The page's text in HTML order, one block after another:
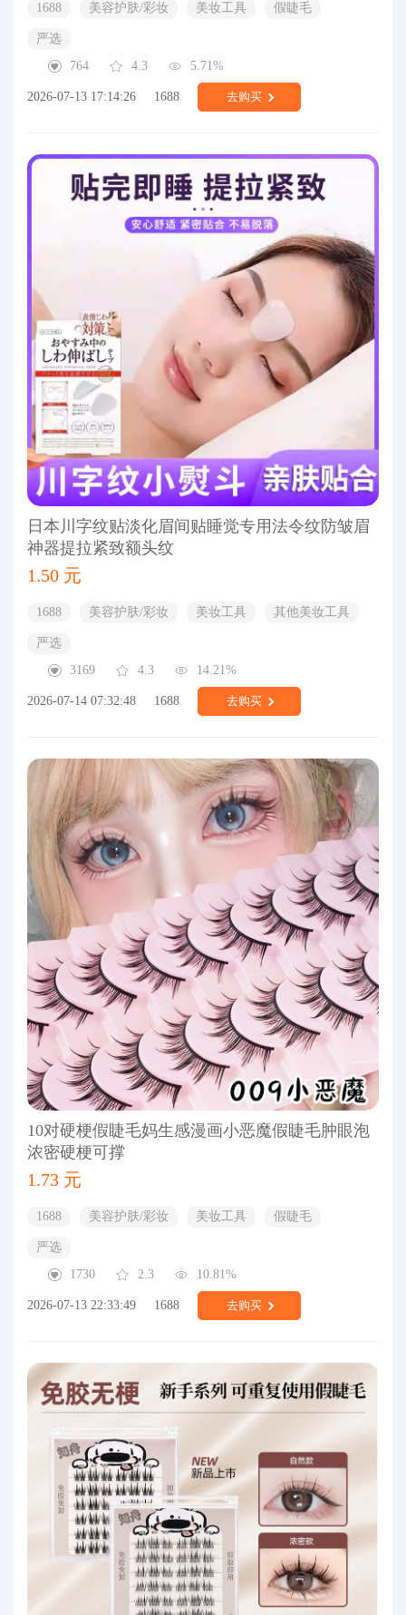
1688 美容护肤/彩妆 美妆工具 假睫毛
严选
764
4.3 5.71%
2026-07-13 17:14:26 1688 去购买
日本川字纹贴淡化眉间贴睡觉专用法令纹防皱眉
神器提拉紧致额头纹
1.50 元
1688 美容护肤/彩妆 美妆工具 其他美妆工具
严选
3169
4.3 14.21%
2026-07-14 07:32:48 1688 去购买
10对硬梗假睫毛妈生感漫画小恶魔假睫毛肿眼泡
浓密硬梗可撑
1.73 元
1688 美容护肤/彩妆 美妆工具 假睫毛
严选
1730
2.3 10.81%
2026-07-13 22:33:49 1688 去购买